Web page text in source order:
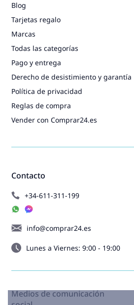
Contacto
+34-611-311-199
info@comprar24.es
Lunes a Viernes: 9:00 - 19:00
Blog
Tarjetas regalo
Marcas
Todas las categorías
Pago y entrega
Derecho de desistimiento y garantía
Política de privacidad
Reglas de compra
Vender con Comprar24.es
Medios de comunicación